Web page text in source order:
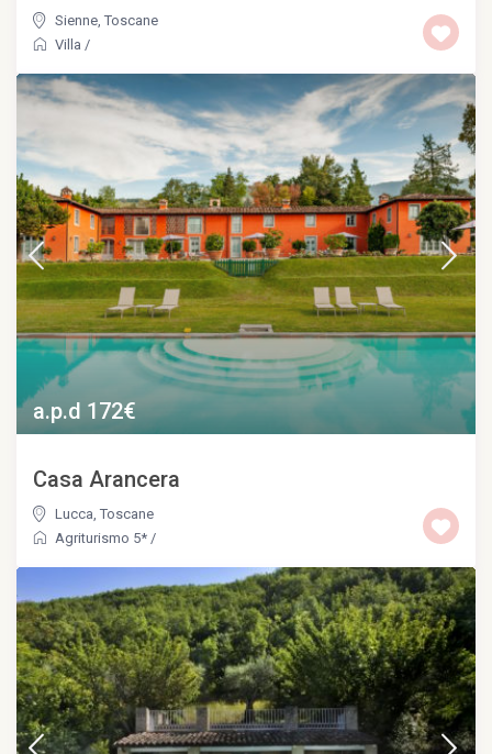
Sienne ,Toscane
Villa /
a.p.d 172€
Casa Arancera
Lucca ,Toscane
Agriturismo 5* /